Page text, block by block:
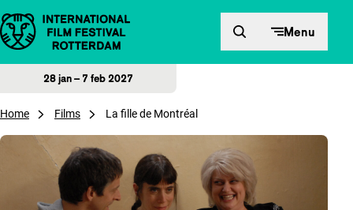
Direct naar inhoud Menu
28 jan – 7 feb 2027
Home Films La fille de Montréal